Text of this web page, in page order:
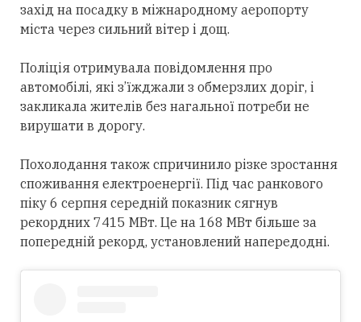
захід на посадку в міжнародному аеропорту
міста через сильний вітер і дощ.
Поліція отримувала повідомлення про
автомобілі, які з’їжджали з обмерзлих доріг, і
закликала жителів без нагальної потреби не
вирушати в дорогу.
Похолодання також спричинило різке зростання
споживання електроенергії. Під час ранкового
піку 6 серпня середній показник сягнув
рекордних 7415 МВт. Це на 168 МВт більше за
попередній рекорд, установлений напередодні.